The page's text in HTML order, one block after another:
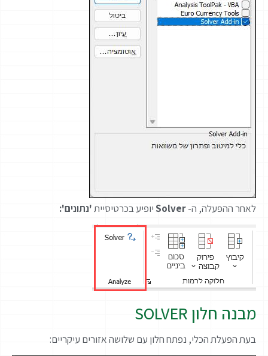
לאחר ההפעלה, ה-Solverיופיע בכרטיסיית'נתונים':
מבנה חלון SOLVER
בעת הפעלת הכלי, נפתח חלון עם שלושה אזורים עיקריים: